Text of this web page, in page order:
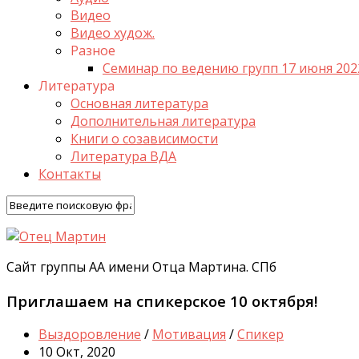
Видео
Видео худож.
Разное
Семинар по ведению групп 17 июня
Литература
Основная литература
Дополнительная литература
Книги о созависимости
Литература ВДА
Контакты
Сайт группы АА имени Отца Мартина. СПб
Приглашаем на спикерское 10 октября!
Выздоровление / Мотивация /Спикер
10 Окт, 2020